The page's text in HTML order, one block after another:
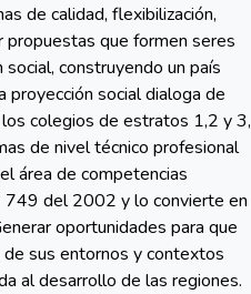
de calidad, flexibilización,
propuestas que formen seres
construyendo un país
social dialoga de
colegios de estratos 1,2 y 3,
de nivel técnico profesional
área de competencias
749 del 2002 y lo convierte en
oportunidades para que
sus entornos y contextos
al desarrollo de las regiones.